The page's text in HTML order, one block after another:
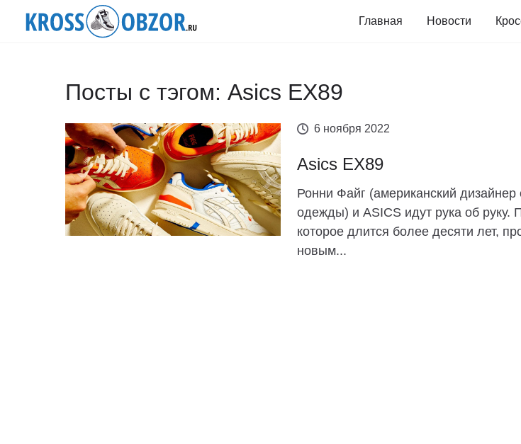
Главная Новости
Посты с тэгом: Asics EX89
6 ноября 2022
Asics EX89
Ронни Файг (американский дизайнер
одежды) и ASICS идут рука об руку.
которое длится более десяти лет,
новым...